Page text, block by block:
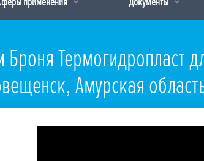
Термогидропласт
Амурская